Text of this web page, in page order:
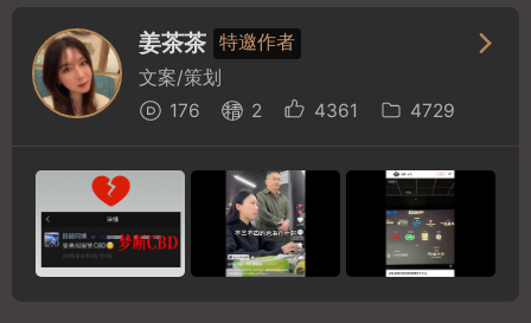
姜茶茶 特邀作者
文案/策划
176
2 4361 4729